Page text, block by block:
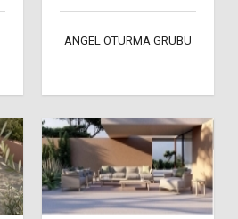
ANGEL OTURMA GRUBU